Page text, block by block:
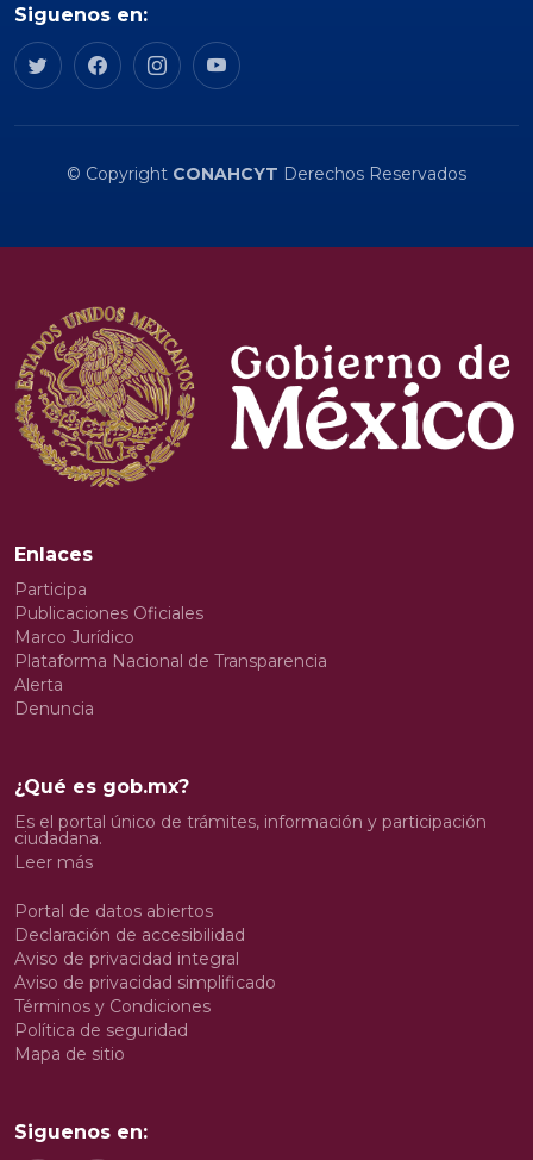
Siguenos en:
© Copyright CONAHCYT Derechos Reservados
Enlaces
Participa
Publicaciones Oficiales
Marco Jurídico
Plataforma Nacional de Transparencia
Alerta
Denuncia
¿Qué es gob.mx?
Es el portal único de trámites, información y participación
ciudadana.
Leer más
Portal de datos abiertos
Declaración de accesibilidad
Aviso de privacidad integral
Aviso de privacidad simplificado
Términos y Condiciones
Política de seguridad
Mapa de sitio
Siguenos en: